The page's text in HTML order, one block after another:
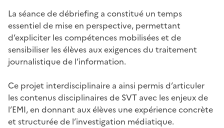
La séance de débriefing a constitué un temps
essentiel de mise en perspective, permettant
d’expliciter les compétences mobilisées et de
sensibiliser les élèves aux exigences du traitement
journalistique de l’information.
Ce projet interdisciplinaire a ainsi permis d’articuler
les contenus disciplinaires de SVT avec les enjeux de
l’EMI, en donnant aux élèves une expérience concrète
et structurée de l’investigation médiatique.